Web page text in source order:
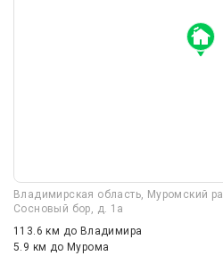
Владимирская область, Муромский
Сосновый бор, д. 1а
113.6 км до Владимира
5.9 км до Мурома